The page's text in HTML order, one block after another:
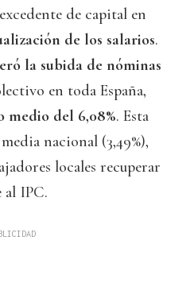
de capital en
de los salarios.
la subida de nóminas
en toda España,
medio del 6,08%. Esta
nacional (3,49%),
locales recuperar
IPC.